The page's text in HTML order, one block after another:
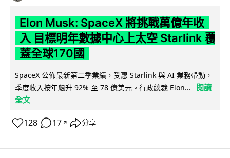
Elon Musk: SpaceX 將挑戰萬億年收
入 目標明年數據中心上太空 Starlink 覆
蓋全球170國
SpaceX 公佈最新第二季業績，受惠 Starlink 與 AI 業務帶動，
季度收入按年飆升 92% 至 78 億美元。行政總裁 Elon...
閱讀
全文
128 17 ↗ 分享